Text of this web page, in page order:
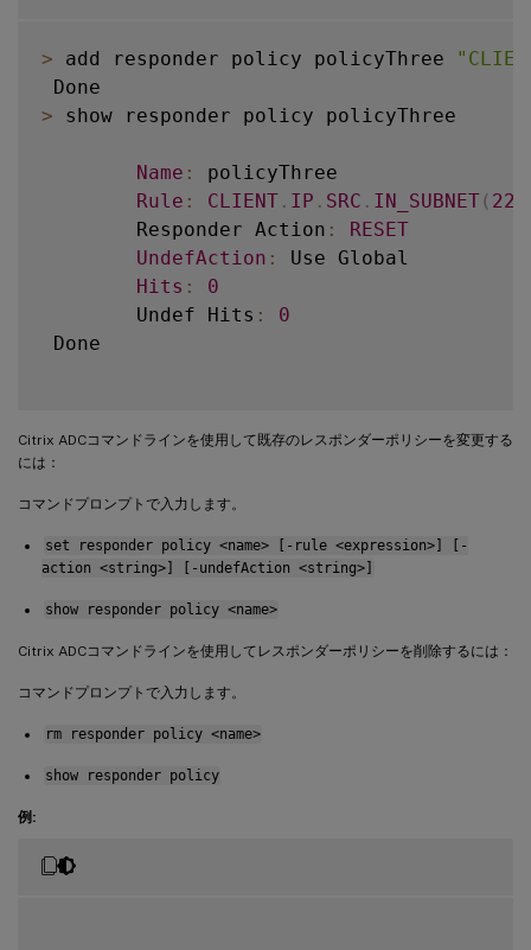
> add responder policy policyThree
> show responder policy policyThree
Name :
policyThree
Rule : CLIENT . IP . SRC . IN_SUBNET(
        Responder Action
:
RESET
UndefAction :
Use Global
Hits :
0
        Undef Hits
:
0
Done
Citrix ADCコマンドラインを使用して既存のレスポンダーポリシーを変更する
には：
コマンドプロンプトで入力します。
set responder policy <name> [-rule <expression>] [-
action <string>] [-undefAction <string>]
show responder policy <name>
Citrix ADCコマンドラインを使用してレスポンダーポリシーを削除するには：
コマンドプロンプトで入力します。
rm responder policy <name>
show responder policy
例: